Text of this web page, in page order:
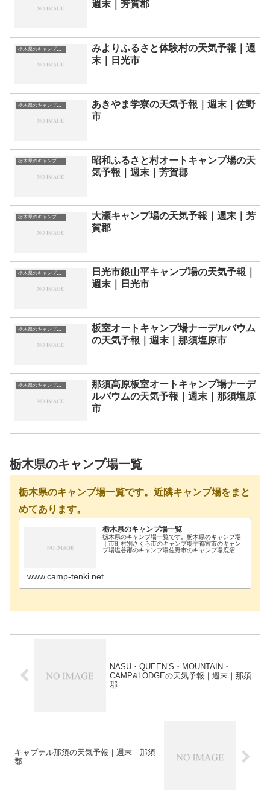
週末｜芳賀郡
栃木県のキャンプ場一覧
みよりふるさと体験村の天気予報｜週
末｜日光市
栃木県のキャンプ場一覧
あきやま学寮の天気予報｜週末｜佐野
市
栃木県のキャンプ場一覧
昭和ふるさと村オートキャンプ場の天
気予報｜週末｜芳賀郡
栃木県のキャンプ場一覧
大瀬キャンプ場の天気予報｜週末｜芳
賀郡
栃木県のキャンプ場一覧
日光市銀山平キャンプ場の天気予報｜
週末｜日光市
栃木県のキャンプ場一覧
板室オートキャンプ場ナーデルバウム
の天気予報｜週末｜那須塩原市
栃木県のキャンプ場一覧
那須高原板室オートキャンプ場ナーデ
ルバウムの天気予報｜週末｜那須塩原
市
栃木県のキャンプ場一覧
栃木県のキャンプ場一覧です。近隣キャンプ場をまと
めてあります。
栃木県のキャンプ場一覧
栃木県のキャンプ場一覧です。栃木県のキャンプ場
｜市町村別さくら市のキャンプ場宇都宮市のキャン
プ場塩谷郡のキャンプ場佐野市のキャンプ場鹿沼市
www.camp-tenki.net
NASU・QUEEN’S・MOUNTAIN・
CAMP&LODGEの天気予報｜週末｜那須
郡
キャプテル那須の天気予報｜週末｜那須
郡